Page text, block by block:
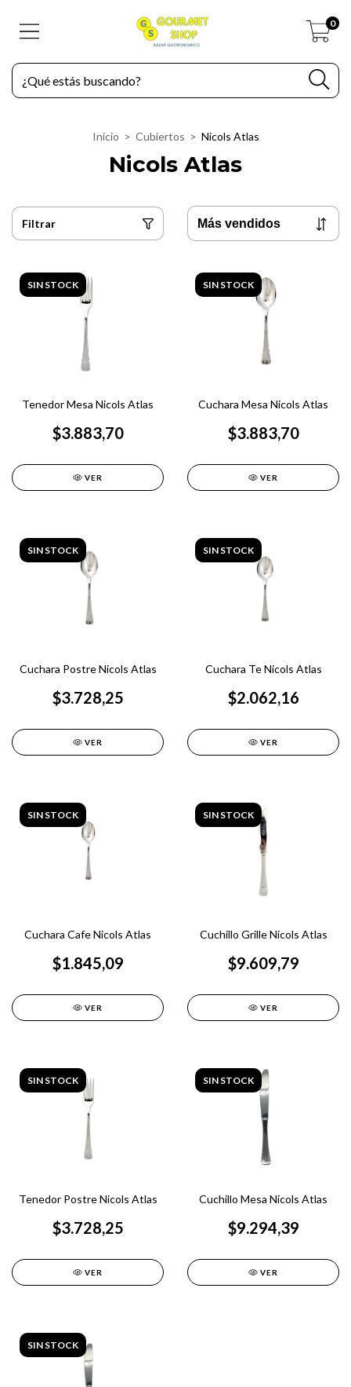
0
Inicio > Cubiertos > Nicols Atlas
Nicols Atlas
Filtrar
SIN STOCK
Tenedor Mesa Nicols Atlas
$3.883,70
VER
SIN STOCK
Cuchara Mesa Nicols Atlas
$3.883,70
VER
SIN STOCK
Cuchara Postre Nicols Atlas
$3.728,25
VER
SIN STOCK
Cuchara Te Nicols Atlas
$2.062,16
VER
SIN STOCK
Cuchara Cafe Nicols Atlas
$1.845,09
VER
SIN STOCK
Cuchillo Grille Nicols Atlas
$9.609,79
VER
SIN STOCK
Tenedor Postre Nicols Atlas
$3.728,25
VER
SIN STOCK
Cuchillo Mesa Nicols Atlas
$9.294,39
VER
SIN STOCK